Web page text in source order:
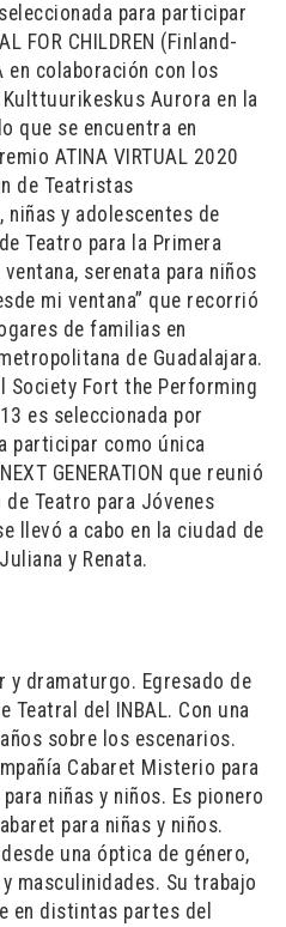
para participar
FOR CHILDREN (Finland-
en colaboración con los
Aurora en la
que se encuentra en
ATINA VIRTUAL 2020
de Teatristas
niñas y adolescentes de
Teatro para la Primera
ventana, serenata para niños
mi ventana” que recorrió
de familias en
de Guadalajara.
Society Fort the Performing
es seleccionada por
participar como única
GENERATION que reunió
Teatro para Jóvenes
llevó a cabo en la ciudad de
y Renata.
y dramaturgo. Egresado de
Teatral del INBAL. Con una
sobre los escenarios.
Cabaret Misterio para
niñas y niños. Es pionero
para niñas y niños.
una óptica de género,
masculinidades. Su trabajo
en distintas partes del